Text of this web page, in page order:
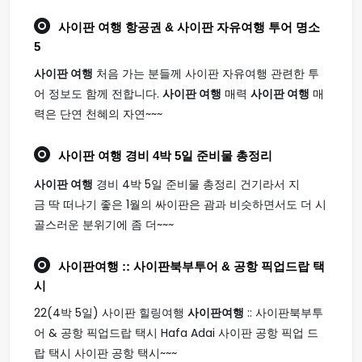
사이판 여행 항공권 & 사이판 자유여행 투어 명소
5
사이판 여행 처음 가는 분들께 사이판 자유여행 관련한 투
어 정보도 함께 전합니다. 사이판 여행 매력 사이판 여행 매
력은 단연 천혜의 자연~~~
사이판 여행 경비 4박 5일 준비물 총정리
사이판 여행 경비 4박 5일 준비물 총정리 건기라서 지
금 딱 떠나기 좋은 1월의 싸이판은 괌과 비슷하면서도 더 시
골스러운 분위기에 좀 더~~~
사이판여행 :: 사이판북부투어 & 공항 픽업드랍 택
시
22(4박 5일) 사이판 힐링여행 사이판여행 :: 사이판북부투
어 & 공항 픽업드랍 택시 Hafa Adai 사이판 공항 픽업 드
랍 택시 사이판 공항 택시~~~